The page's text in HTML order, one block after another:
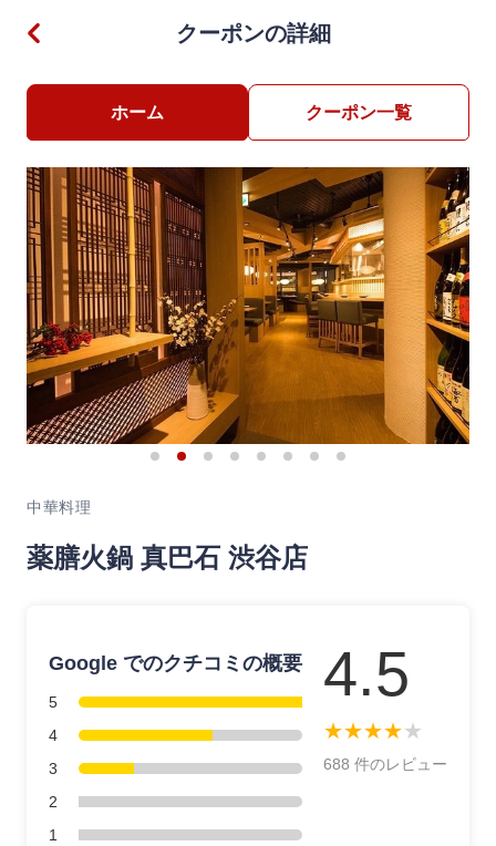
クーポンの詳細
ホーム クーポン一覧
中華料理
薬膳火鍋 真巴石 渋谷店
Google でのクチコミの概要
5
4
3
2
1
4.5
★★★★★
688 件のレビュー